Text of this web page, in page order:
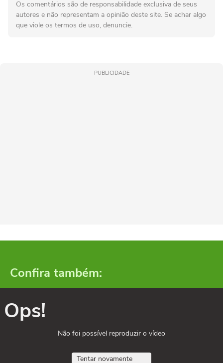
Os comentários são de responsabilidade exclusiva de seus
autores e não representam a opinião deste site. Se achar algo
que viole os termos de uso, denuncie.
PUBLICIDADE
Confira também:
Ops!
Não foi possível reproduzir o vídeo
Tentar novamente